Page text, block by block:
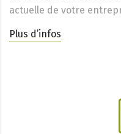
actuelle de votre
Plus d’infos